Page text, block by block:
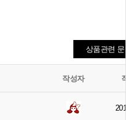
상품관련
작성자